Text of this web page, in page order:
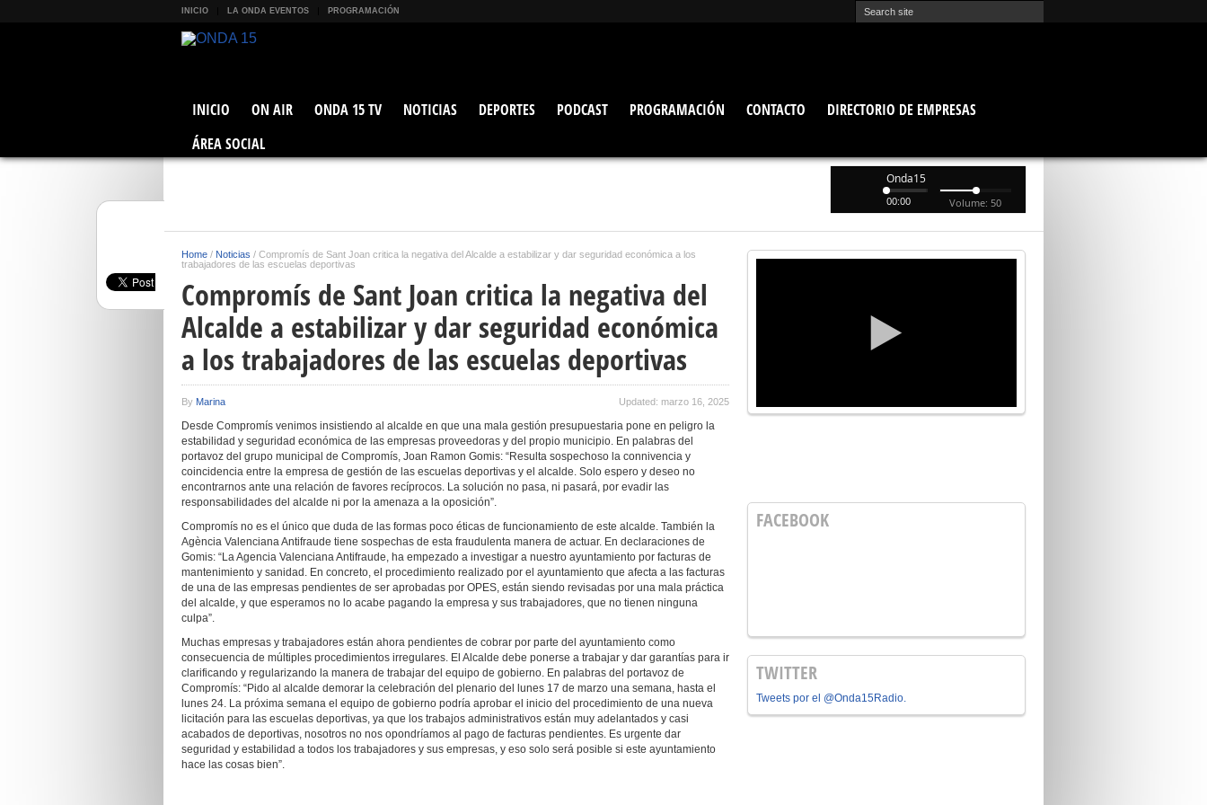
INICIO LA ONDA EVENTOS PROGRAMACIÓN
INICIO ON AIR ONDA 15 TV NOTICIAS DEPORTES PODCAST PROGRAMACIÓN CONTACTO
DIRECTORIO DE EMPRESAS
ÁREA SOCIAL
Onda15
00:00 Volume: 50
Home / Noticias / Compromís de Sant Joan critica la negativa del Alcalde a estabilizar y dar seguridad económica a los
trabajadores de las escuelas deportivas
Compromís de Sant Joan critica la negativa del
Alcalde a estabilizar y dar seguridad económica
a los trabajadores de las escuelas deportivas
By Marina Updated: marzo 16, 2025
Desde Compromís venimos insistiendo al alcalde en que una mala gestión presupuestaria pone en peligro la
estabilidad y seguridad económica de las empresas proveedoras y del propio municipio. En palabras del
portavoz del grupo municipal de Compromís, Joan Ramon Gomis: “Resulta sospechoso la connivencia y
coincidencia entre la empresa de gestión de las escuelas deportivas y el alcalde. Solo espero y deseo no
encontrarnos ante una relación de favores recíprocos. La solución no pasa, ni pasará, por evadir las
responsabilidades del alcalde ni por la amenaza a la oposición”.
Compromís no es el único que duda de las formas poco éticas de funcionamiento de este alcalde. También la
Agència Valenciana Antifraude tiene sospechas de esta fraudulenta manera de actuar. En declaraciones de
Gomis: “La Agencia Valenciana Antifraude, ha empezado a investigar a nuestro ayuntamiento por facturas de
mantenimiento y sanidad. En concreto, el procedimiento realizado por el ayuntamiento que afecta a las facturas
de una de las empresas pendientes de ser aprobadas por OPES, están siendo revisadas por una mala práctica
del alcalde, y que esperamos no lo acabe pagando la empresa y sus trabajadores, que no tienen ninguna
culpa”.
Muchas empresas y trabajadores están ahora pendientes de cobrar por parte del ayuntamiento como
consecuencia de múltiples procedimientos irregulares. El Alcalde debe ponerse a trabajar y dar garantías para ir
clarificando y regularizando la manera de trabajar del equipo de gobierno. En palabras del portavoz de
Compromís: “Pido al alcalde demorar la celebración del plenario del lunes 17 de marzo una semana, hasta el
lunes 24. La próxima semana el equipo de gobierno podría aprobar el inicio del procedimiento de una nueva
licitación para las escuelas deportivas, ya que los trabajos administrativos están muy adelantados y casi
acabados de deportivas, nosotros no nos opondríamos al pago de facturas pendientes. Es urgente dar
seguridad y estabilidad a todos los trabajadores y sus empresas, y eso solo será posible si este ayuntamiento
hace las cosas bien”.
FACEBOOK
TWITTER
Tweets por el @Onda15Radio.